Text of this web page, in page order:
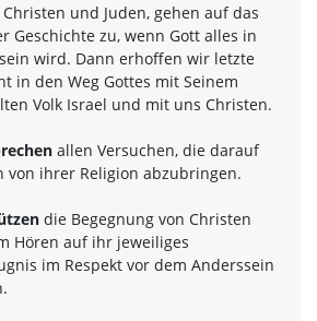
Christen und Juden, gehen auf das
Geschichte zu, wenn Gott alles in
wird. Dann erhoffen wir letzte
in den Weg Gottes mit Seinem
Volk Israel und mit uns Christen.
allen Versuchen, die darauf
von ihrer Religion abzubringen.
die Begegnung von Christen
Hören auf ihr jeweiliges
im Respekt vor dem Anderssein